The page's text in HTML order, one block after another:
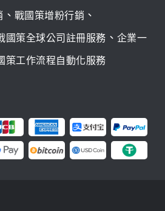
、 戰國策增粉行銷 、
國策全球公司註冊服務 、 企業一
策工作流程自動化服務